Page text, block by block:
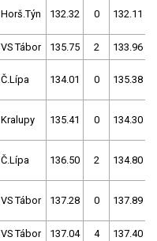
Horš.Týn 132.32 0 132.11
VS Tábor 135.75 2 133.96
Č.Lípa 134.01 0 135.38
Kralupy 135.41 0 134.30
Č.Lípa 136.50 2 134.80
VS Tábor 137.28 0 137.89
VS Tábor 137.04 4 137.40